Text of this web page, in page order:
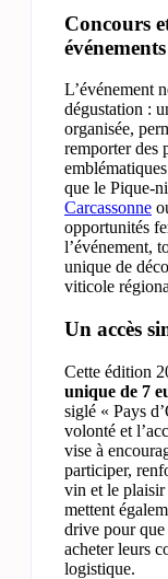
Concours
L’événement
dégustation :
organisée,
remporter des
que le Pique-
Carcassonne
opportunités
l’événement,
unique de
viticole
Un accès
Cette édition
unique de 7
siglé « Pays
volonté et
vise à
participer,
vin et le plaisir
mettent
drive pour que
acheter leurs
logistique.